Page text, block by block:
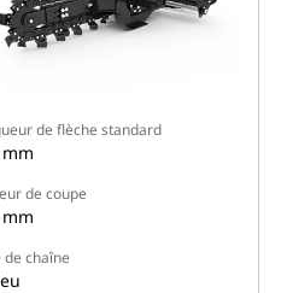
de flèche standard
de coupe
de chaîne